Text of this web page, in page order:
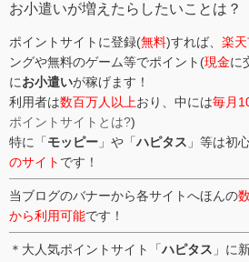
お小遣いが増えたらしたいことは？
ポイントサイトに登録(無料)すれば、 楽
ングや無料のゲーム等でポイント(現金に
にお小遣いが稼げます！
利用者は数百万人以上おり、中には毎月
ポイントサイトとは?)
特に「モッピー 」や「ハピタス 」等は初
のサイト です！
当ブログのバナーから各サイトへほんの
から利用可能です！
＊大人気ポイントサイト「ハピタス 」に